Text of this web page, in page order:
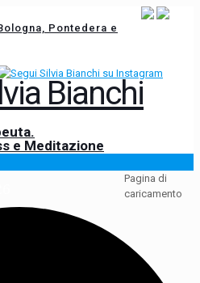
Pontedera e
Bianchi
e Meditazione
Pagina di
caricamento